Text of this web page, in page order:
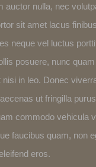
auctor nulla, nec
sit amet lacus
neque vel luctus
posuere, nunc
in leo. Donec
ut fringilla
commodo vehicula
faucibus quam, non
eros.